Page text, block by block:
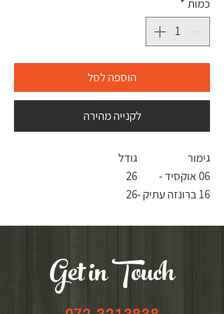
כמות *
הוספה לסל
לקנייה מהירה
גימור
גודל
06 אוקסיד -
26
16 ברונזה עתיק -
26
Get in Touch